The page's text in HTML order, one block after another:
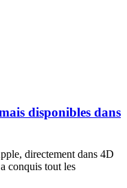
disponibles dans
directement dans 4D
conquis tout les